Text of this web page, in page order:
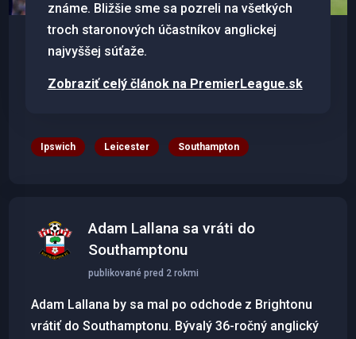
známe. Bližšie sme sa pozreli na všetkých
troch staronových účastníkov anglickej
najvyššej súťaže.
Zobraziť celý článok na PremierLeague.sk
Ipswich Leicester Southampton
Adam Lallana sa vráti do
Southamptonu
publikované pred 2 rokmi
Adam Lallana by sa mal po odchode z Brightonu
vrátiť do Southamptonu. Bývalý 36-ročný anglický